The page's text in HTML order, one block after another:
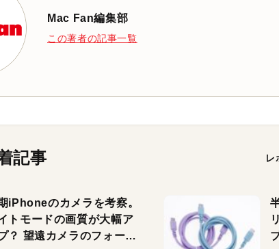
Mac Fan編集部
この著者の記事一覧
記事 レ
iPhoneのカメラを考察。
トモードの画質が大幅ア
？ 望遠カメラのフォーカ